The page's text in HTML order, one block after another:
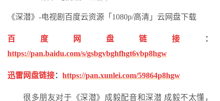
《深潜》-电视剧百度云资源「1080p/高清」云网盘下载
百度网盘链接
：
https://pan.baidu.com/s/gsbgvbghfhgt6vbp8hgw
迅雷网盘链接： https://pan.xunlei.com/59864p8hgw
很多朋友对于《深潜》成毅配音和深潜 成毅不太懂，